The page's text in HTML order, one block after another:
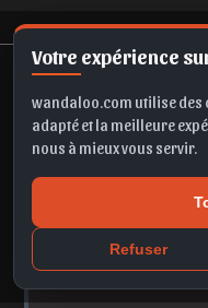
Votre expérience
wandaloo.com utilise des
adapté et la meilleure
nous à mieux vous servir.
Refuser
Accès membre
Vos identifiants